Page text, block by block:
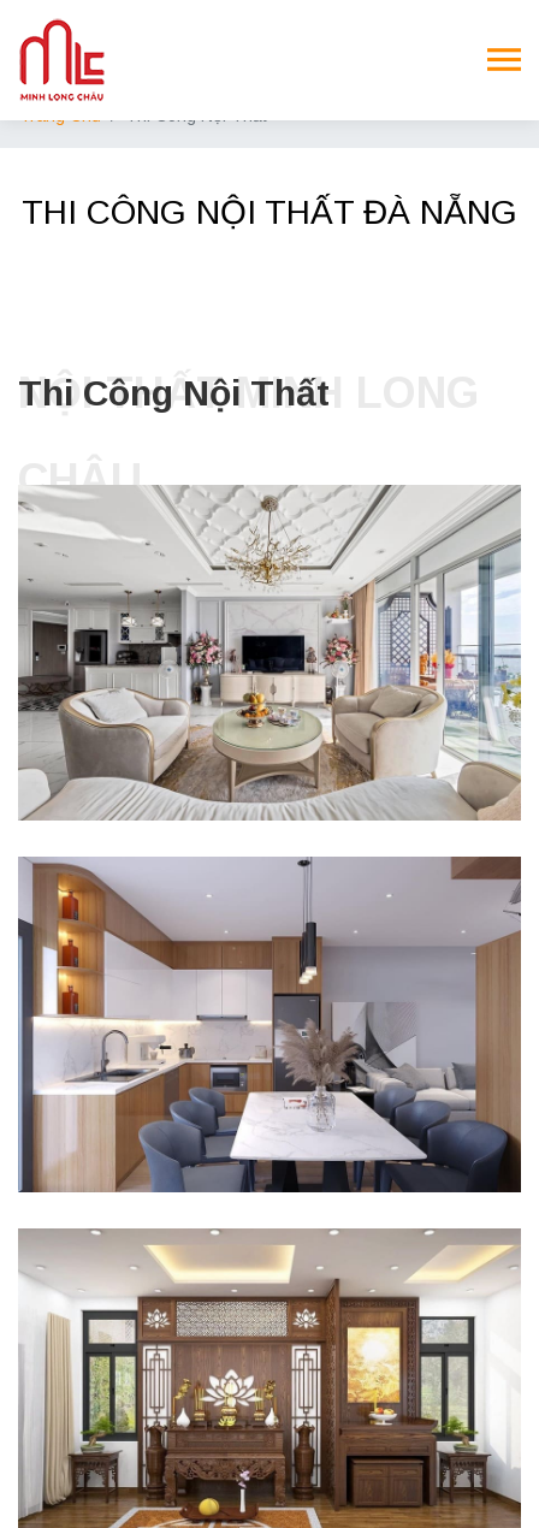
Trang Chủ Thi Công Nội Thất
THI CÔNG NỘI THẤT ĐÀ NẴNG
NỘI THẤT MINH LONG
CHÂU
Thi Công Nội Thất